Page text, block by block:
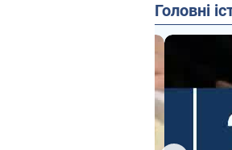
Головні